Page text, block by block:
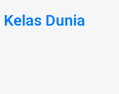
Dunia